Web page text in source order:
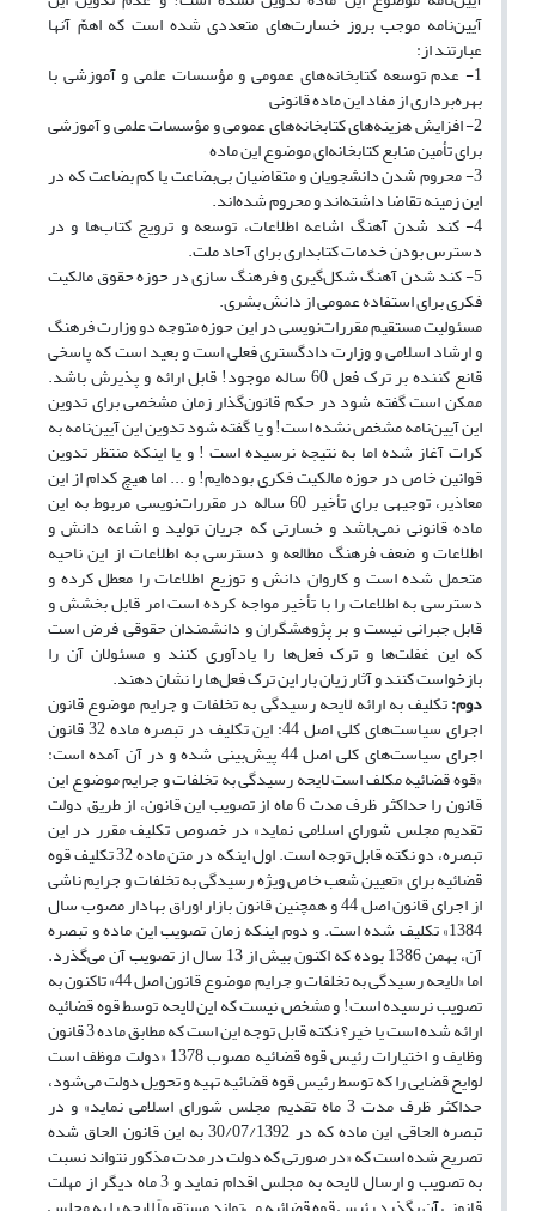
آیین‌نامه موجب بروز خسارت‌های متعددی شده است که اهمّ آنها
عبارتند از:
1- عدم توسعه کتابخانه‌های عمومی و مؤسسات علمی و آموزشی با
بهره‌برداری از مفاد این ماده قانونی
2- افزایش هزینه‌های کتابخانه‌های عمومی و مؤسسات علمی و آموزشی
برای تأمین منابع کتابخانه‌ای موضوع این ماده
3- محروم شدن دانشجویان و متقاضیان بی‌بضاعت یا کم بضاعت که در
این زمینه تقاضا داشته‌اند و محروم شده‌اند.
4- کند شدن آهنگ اشاعه اطلاعات، توسعه و ترویج کتاب‌ها و در
دسترس بودن خدمات کتابداری برای آحاد ملت.
5- کند شدن آهنگ شکل‌گیری و فرهنگ سازی در حوزه حقوق مالکیت
فکری برای استفاده عمومی از دانش بشری.
مسئولیت مستقیم مقررات‌نویسی در این حوزه متوجه دو وزارت فرهنگ
و ارشاد اسلامی و وزارت دادگستری فعلی است و بعید است که پاسخی
قانع کننده بر ترک فعل 60 ساله موجود! قابل ارائه و پذیرش باشد.
ممکن است گفته شود در حکم قانون‌گذار زمان مشخصی برای تدوین
این آیین‌نامه مشخص نشده است! و یا گفته شود تدوین این آیین‌نامه به
کرات آغاز شده اما به نتیجه نرسیده است ! و یا اینکه منتظر تدوین
قوانین خاص در حوزه مالکیت فکری بوده‌ایم! و ... اما هیچ کدام از این
معاذیر، توجیهی برای تأخیر 60 ساله در مقررات‌نویسی مربوط به این
ماده قانونی نمی‌باشد و خسارتی که جریان تولید و اشاعه دانش و
اطلاعات و ضعف فرهنگ مطالعه و دسترسی به اطلاعات از این ناحیه
متحمل شده است و کاروان دانش و توزیع اطلاعات را معطل کرده و
دسترسی به اطلاعات را با تأخیر مواجه کرده است امر قابل بخشش و
قابل جبرانی نیست و بر پژوهشگران و دانشمندان حقوقی فرض است
که این غفلت‌ها و ترک فعل‌ها را یادآوری کنند و مسئولان آن را
بازخواست کنند و آثار زیان بار این ترک فعل‌ها را نشان دهند.
دوم:تکلیف به ارائه لایحه رسیدگی به تخلفات و جرایم موضوع قانون
اجرای سیاست‌های کلی اصل 44: این تکلیف در تبصره ماده 32 قانون
اجرای سیاست‌های کلی اصل 44 پیش‌بینی شده و در آن آمده است:
«قوه قضائیه مکلف است لایحه رسیدگی به تخلفات و جرایم موضوع این
قانون را حداکثر ظرف مدت 6 ماه از تصویب این قانون، از طریق دولت
تقدیم مجلس شورای اسلامی نماید» در خصوص تکلیف مقرر در این
تبصره، دو نکته قابل توجه است. اول اینکه در متن ماده 32 تکلیف قوه
قضائیه برای «تعیین شعب خاص ویژه رسیدگی به تخلفات و جرایم ناشی
از اجرای قانون اصل 44 و همچنین قانون بازار اوراق بهادار مصوب سال
1384» تکلیف شده است. و دوم اینکه زمان تصویب این ماده و تبصره
آن، بهمن 1386 بوده که اکنون بیش از 13 سال از تصویب آن می‌گذرد.
اما «لایحه رسیدگی به تخلفات و جرایم موضوع قانون اصل 44» تاکنون به
تصویب نرسیده است! و مشخص نیست که این لایحه توسط قوه قضائیه
ارائه شده است یا خیر؟ نکته قابل توجه این است که مطابق ماده 3 قانون
وظایف و اختیارات رئیس قوه قضائیه مصوب 1378 «دولت موظف است
لوایح قضایی را که توسط رئیس قوه قضائیه تهیه و تحویل دولت می‌شود،
حداکثر ظرف مدت 3 ماه تقدیم مجلس شورای اسلامی نماید» و در
تبصره الحاقی این ماده که در 30/07/1392 به این قانون الحاق شده
تصریح شده است که «در صورتی که دولت در مدت مذکور نتواند نسبت
به تصویب و ارسال لایحه به مجلس اقدام نماید و 3 ماه دیگر از مهلت